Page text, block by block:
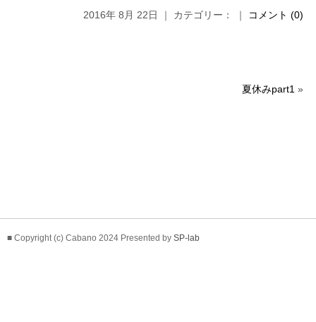
2016年 8月 22日 ｜ カテゴリー： ｜ コメント (0)
夏休みpart1 »
■ Copyright (c) Cabano 2024 Presented by SP-lab